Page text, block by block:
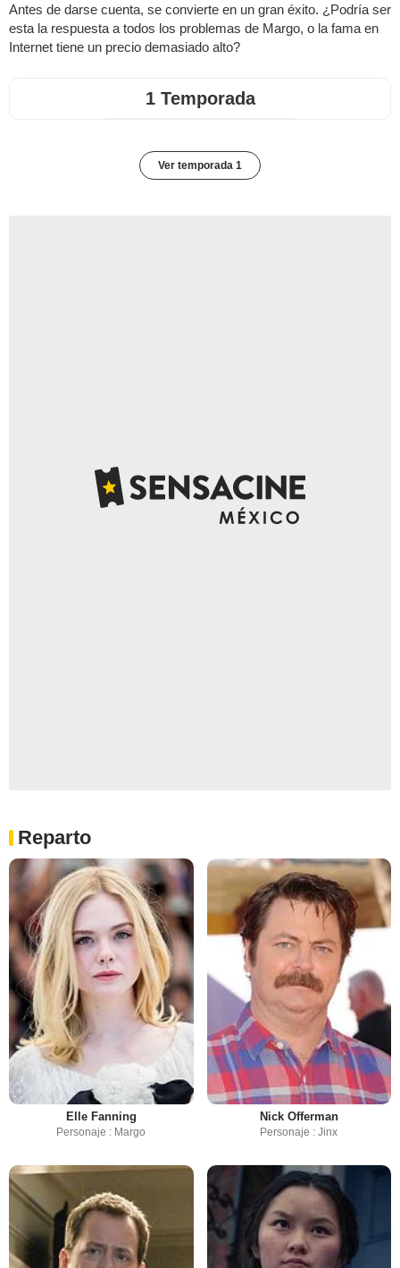
Antes de darse cuenta, se convierte en un gran éxito. ¿Podría ser
esta la respuesta a todos los problemas de Margo, o la fama en
Internet tiene un precio demasiado alto?
1 Temporada
Ver temporada 1
Reparto
Elle Fanning
Personaje : Margo
Nick Offerman
Personaje : Jinx